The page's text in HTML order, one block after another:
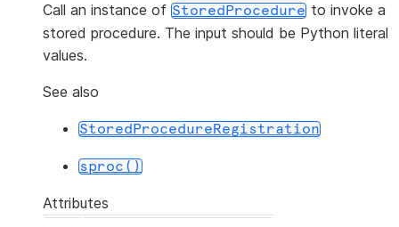
Call an instance of StoredProcedure to invoke a
stored procedure. The input should be Python literal
values.
See also
StoredProcedureRegistration
sproc()
Attributes